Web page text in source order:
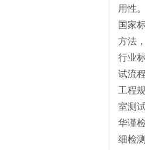
用性
国家
方法
行业
试流程
工程
室测
华谨
细检